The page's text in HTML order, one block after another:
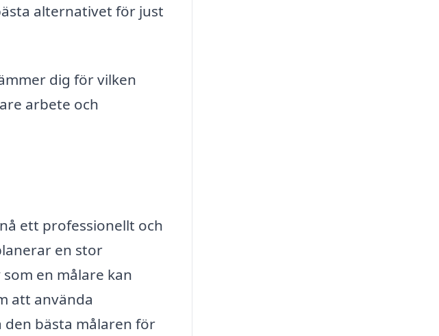
alternativet för just
dig för vilken
arbete och
ett professionellt och
en stor
en målare kan
att använda
bästa målaren för